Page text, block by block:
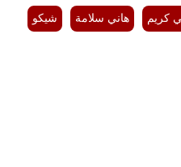
كريم هاني سلامة شيكو